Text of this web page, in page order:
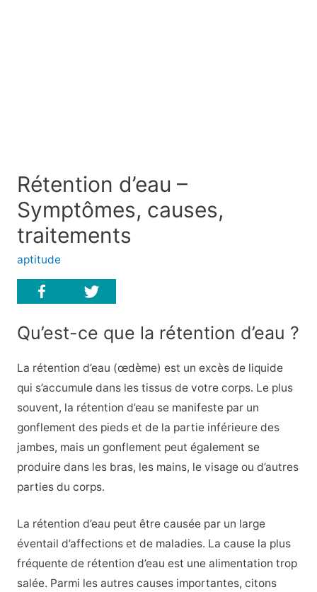
Rétention d’eau –
Symptômes, causes,
traitements
aptitude
Qu’est-ce que la rétention d’eau ?
La rétention d’eau (œdème) est un excès de liquide
qui s’accumule dans les tissus de votre corps. Le plus
souvent, la rétention d’eau se manifeste par un
gonflement des pieds et de la partie inférieure des
jambes, mais un gonflement peut également se
produire dans les bras, les mains, le visage ou d’autres
parties du corps.
La rétention d’eau peut être causée par un large
éventail d’affections et de maladies. La cause la plus
fréquente de rétention d’eau est une alimentation trop
salée. Parmi les autres causes importantes, citons